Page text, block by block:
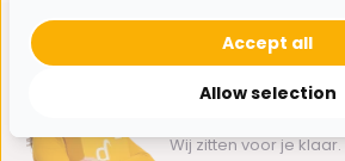
Wij zitten voor je klaar.
Allow selection
Accept all